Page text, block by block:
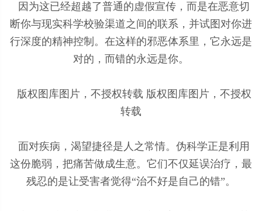
因为这已经超越了普通的虚假宣传，而是在恶意切
断你与现实科学校验渠道之间的联系，并试图对你进
行深度的精神控制。在这样的邪恶体系里，它永远是
对的，而错的永远是你。
版权图库图片，不授权转载 版权图库图片，不授权
转载
面对疾病，渴望捷径是人之常情。伪科学正是利用
这份脆弱，把痛苦做成生意。它们不仅延误治疗，最
残忍的是让受害者觉得“治不好是自己的错”。